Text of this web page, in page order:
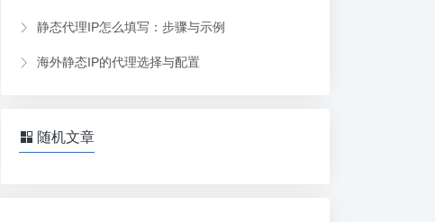
静态代理IP怎么填写：步骤与示例
海外静态IP的代理选择与配置
随机文章